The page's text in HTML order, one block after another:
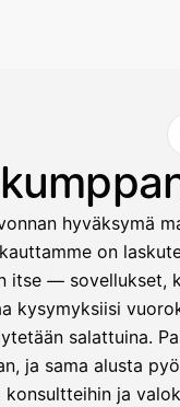
hyväksymä
on
itse — sovellukset,
kysymyksiisi
salattuina.
ja sama alusta
ja